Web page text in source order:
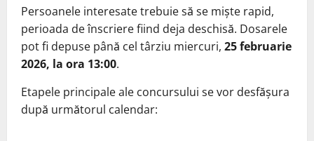
Persoanele interesate trebuie să se miște rapid,
perioada de înscriere fiind deja deschisă. Dosarele
pot fi depuse până cel târziu miercuri, 25 februarie
2026, la ora 13:00.
Etapele principale ale concursului se vor desfășura
după următorul calendar: